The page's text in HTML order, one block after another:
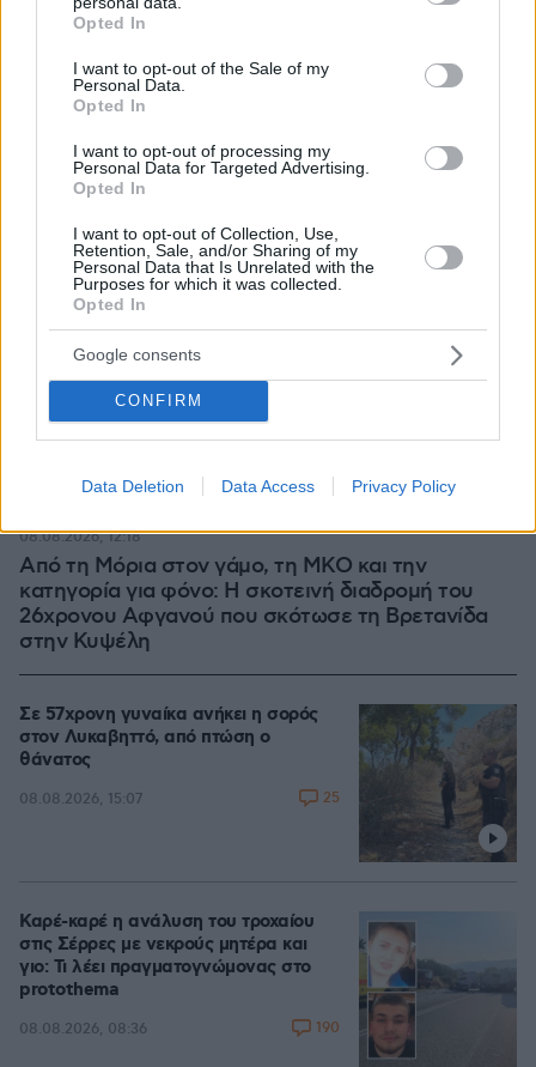
grant or deny consent to Google and its third-party tags to
use your data for below specified purposes in below Google
consent section.
Opted In
I want to opt-out of the Sale of my
Personal Data.
Opted In
I want to opt-out of processing my
Personal Data for Targeted Advertising.
Opted In
I want to opt-out of Collection, Use,
Retention, Sale, and/or Sharing of my
Personal Data that Is Unrelated with the
Purposes for which it was collected.
Opted In
Google consents
CONFIRM
Data Deletion Data Access Privacy Policy
Από τη Μόρια στον γάμο, τη ΜΚΟ και την
κατηγορία για φόνο: Η σκοτεινή διαδρομή του
26χρονου Αφγανού που σκότωσε τη Βρετανίδα
στην Κυψέλη
08.08.2026, 12:18
Σε 57χρονη γυναίκα ανήκει η σορός
στον Λυκαβηττό, από πτώση ο
θάνατος
08.08.2026, 15:07 25
Καρέ-καρέ η ανάλυση του τροχαίου
στις Σέρρες με νεκρούς μητέρα και
γιο: Τι λέει πραγματογνώμονας στο
protothema
08.08.2026, 08:36 190